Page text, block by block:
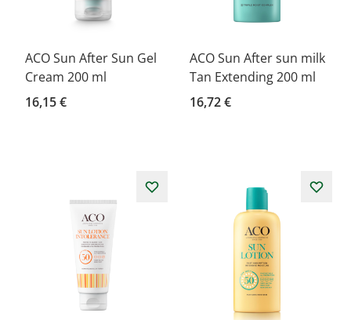
ACO Sun After Sun Gel
Cream 200 ml
16,15 €
ACO Sun After sun milk
Tan Extending 200 ml
16,72 €